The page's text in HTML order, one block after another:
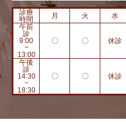
診療
時間
月 火 水
午前
診
9:00
~
13:00
〇 〇 休診
午後
診
14:30
~
18:30
〇 〇 休診